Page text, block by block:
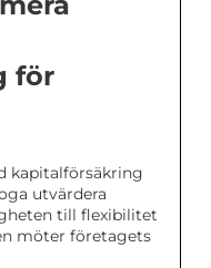
för
kapitalförsäkring
utvärdera
till flexibilitet
möter företagets